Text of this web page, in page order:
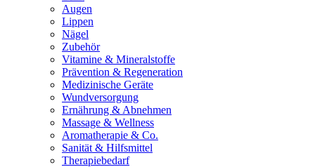
Augen
Lippen
Nägel
Zubehör
Vitamine & Mineralstoffe
Prävention & Regeneration
Medizinische Geräte
Wundversorgung
Ernährung & Abnehmen
Massage & Wellness
Aromatherapie & Co.
Sanität & Hilfsmittel
Therapiebedarf